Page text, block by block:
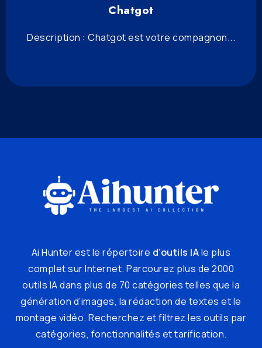
Chatgot
Description : Chatgot est votre compagnon...
Ai Hunter est le répertoire d’outils IAle plus
complet sur Internet. Parcourez plus de 2000
outils IA dans plus de 70 catégories telles que la
génération d’images, la rédaction de textes et le
montage vidéo. Recherchez et filtrez les outils par
catégories, fonctionnalités et tarification.